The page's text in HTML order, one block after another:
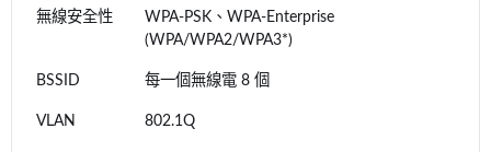
無線安全性
WPA-PSK、WPA-Enterprise
(WPA/WPA2/WPA3*)
BSSID 每一個無線電 8 個
VLAN 802.1Q